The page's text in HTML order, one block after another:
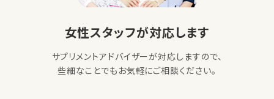
女性スタッフが対応します
サプリメントアドバイザーが対応しますので、
些細なことでもお気軽にご相談ください。